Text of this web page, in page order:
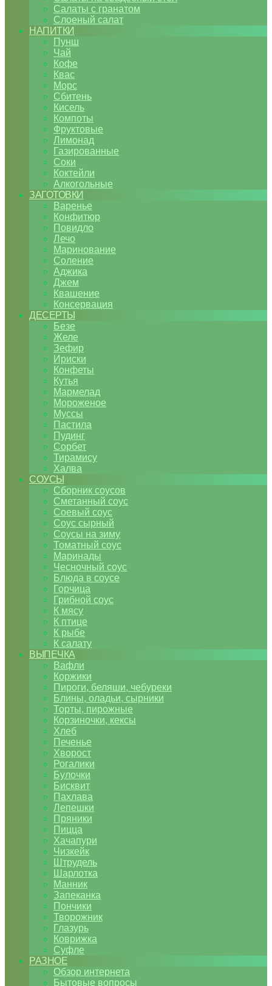
Салаты с гранатом
Слоеный салат
НАПИТКИ
Пунш
Чай
Кофе
Квас
Морс
Сбитень
Кисель
Компоты
Фруктовые
Лимонад
Газированные
Соки
Коктейли
Алкогольные
ЗАГОТОВКИ
Варенье
Конфитюр
Повидло
Лечо
Маринование
Соление
Аджика
Джем
Квашение
Консервация
ДЕСЕРТЫ
Безе
Желе
Зефир
Ириски
Конфеты
Кутья
Мармелад
Мороженое
Муссы
Пастила
Пудинг
Сорбет
Тирамису
Халва
СОУСЫ
Сборник соусов
Сметанный соус
Соевый соус
Соус сырный
Соусы на зиму
Томатный соус
Маринады
Чесночный соус
Блюда в соусе
Горчица
Грибной соус
К мясу
К птице
К рыбе
К салату
ВЫПЕЧКА
Вафли
Коржики
Пироги, беляши, чебуреки
Блины, оладьи, сырники
Торты, пирожные
Корзиночки, кексы
Хлеб
Печенье
Хворост
Рогалики
Булочки
Бисквит
Пахлава
Лепешки
Пряники
Пицца
Хачапури
Чизкейк
Штрудель
Шарлотка
Манник
Запеканка
Пончики
Творожник
Глазурь
Коврижка
Суфле
РАЗНОЕ
Обзор интернета
Бытовые вопросы